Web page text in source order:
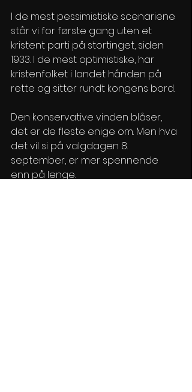
I de mest pessimistiske scenariene
står vi for første gang uten et
kristent parti på stortinget, siden
1933. I de mest optimistiske, har
kristenfolket i landet hånden på
rette og sitter rundt kongens bord.
Den konservative vinden blåser,
det er de fleste enige om. Men hva
det vil si på valgdagen 8.
september, er mer spennende
enn på lenge.